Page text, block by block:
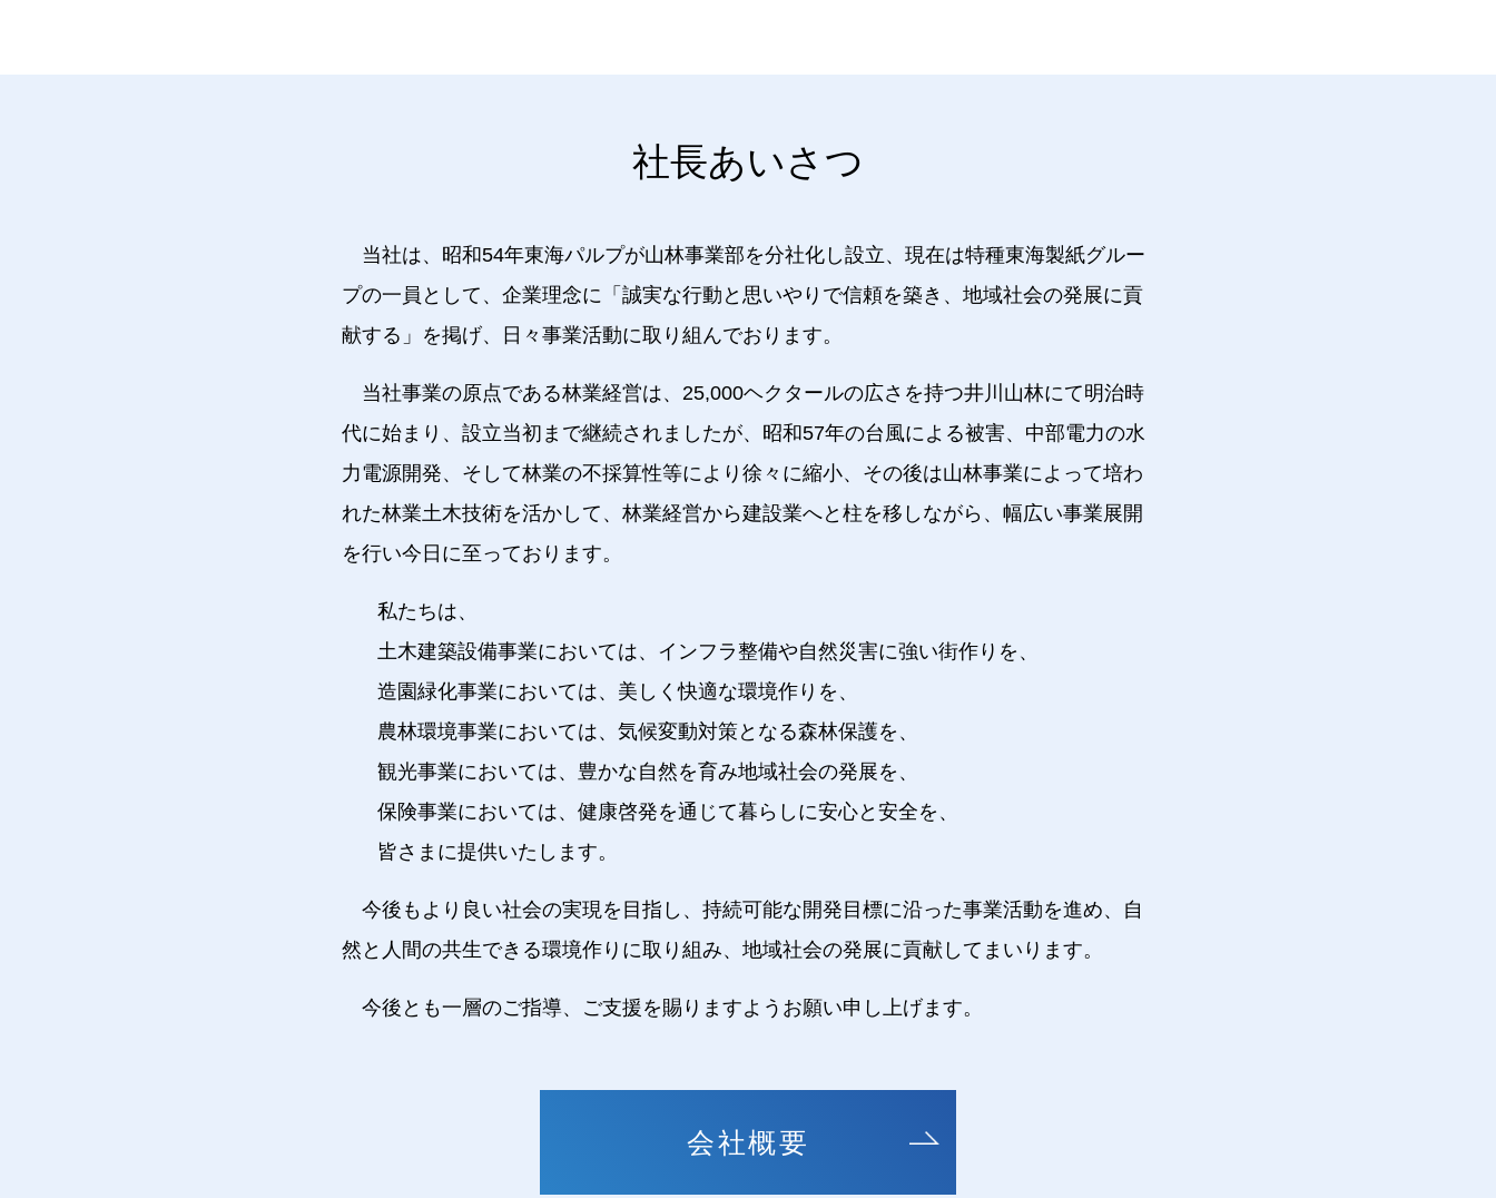
社長あいさつ
当社は、昭和54年東海パルプが山林事業部を分社化し設立、現在は特種東海製紙グルー
プの一員として、企業理念に「誠実な行動と思いやりで信頼を築き、地域社会の発展に貢
献する」を掲げ、日々事業活動に取り組んでおります。
当社事業の原点である林業経営は、25,000ヘクタールの広さを持つ井川山林にて明治時
代に始まり、設立当初まで継続されましたが、昭和57年の台風による被害、中部電力の水
力電源開発、そして林業の不採算性等により徐々に縮小、その後は山林事業によって培わ
れた林業土木技術を活かして、林業経営から建設業へと柱を移しながら、幅広い事業展開
を行い今日に至っております。
私たちは、
土木建築設備事業においては、インフラ整備や自然災害に強い街作りを、
造園緑化事業においては、美しく快適な環境作りを、
農林環境事業においては、気候変動対策となる森林保護を、
観光事業においては、豊かな自然を育み地域社会の発展を、
保険事業においては、健康啓発を通じて暮らしに安心と安全を、
皆さまに提供いたします。
今後もより良い社会の実現を目指し、持続可能な開発目標に沿った事業活動を進め、自
然と人間の共生できる環境作りに取り組み、地域社会の発展に貢献してまいります。
今後とも一層のご指導、ご支援を賜りますようお願い申し上げます。
会社概要